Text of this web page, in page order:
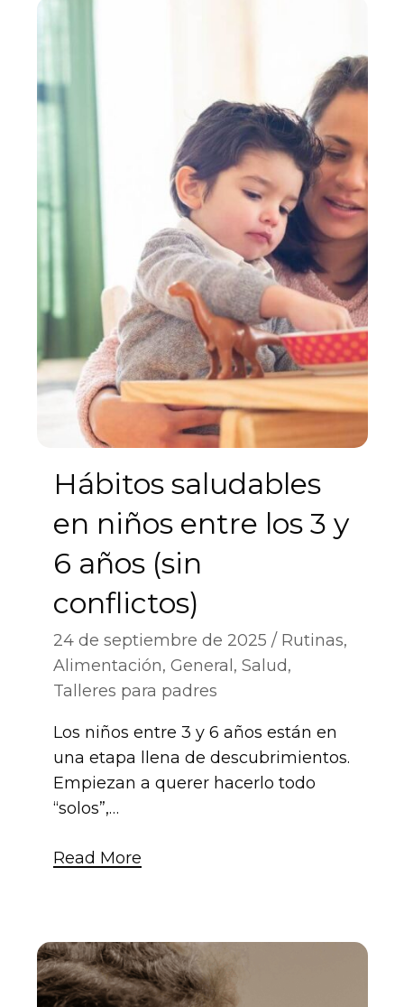
Hábitos saludables
en niños entre los 3 y
6 años (sin
conflictos)
24 de septiembre de 2025 Rutinas,
Alimentación, General, Salud,
Talleres para padres
Los niños entre 3 y 6 años están en
una etapa llena de descubrimientos.
Empiezan a querer hacerlo todo
“solos”,…
Read More